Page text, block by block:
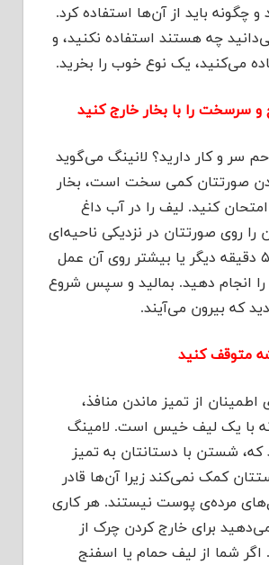
چگونه باید از آن‌ها استفاده کرد.
چه هستند استفاده نکنید، و
می‌کنید، یک نوع خوب را بخرید.
سرسخت را با بخار خارج کنید
سر و کار دارید؟ لانینگ می‌گوید
صورتتان کمی سخت است، بخار
کنید. لیف را در آب داغ
روی صورتتان در نزدیکی ناحیه‌ای
که قصد دارید ۵ دقیقه دیگر یا بیشتر روی آن عمل
انجام دهید. بمالید و سپس شروع
که بیرون می‌آیند.
متوقف کنید
از تمیز ماندن منافذ،
با یک لیف خیس است. لامینگ
شستن با دستانتان به تمیز
کمک نمی‌کند زیرا آن‌ها قادر
مرده‌ی پوست نیستند. هر کاری
برای خارج کردن چرک از
شما از لیف حمام یا اسفنج